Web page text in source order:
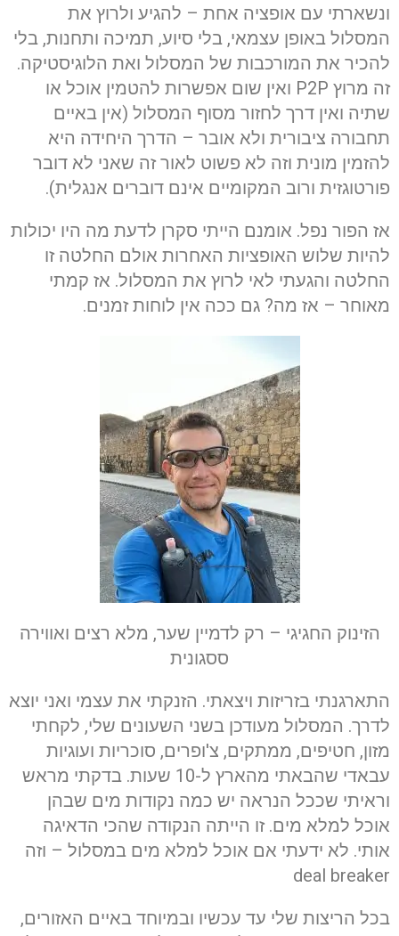
ונשארתי עם אופציה אחת – להגיע ולרוץ את
המסלול באופן עצמאי, בלי סיוע, תמיכה ותחנות, בלי
להכיר את המורכבות של המסלול ואת הלוגיסטיקה.
זה מרוץ P2P ואין שום אפשרות להטמין אוכל או
שתיה ואין דרך לחזור מסוף המסלול (אין באיים
תחבורה ציבורית ולא אובר – הדרך היחידה היא
להזמין מונית וזה לא פשוט לאור זה שאני לא דובר
פורטוגזית ורוב המקומיים אינם דוברים אנגלית).
אז הפור נפל. אומנם הייתי סקרן לדעת מה היו יכולות
להיות שלוש האופציות האחרות אולם החלטה זו
החלטה והגעתי לאי לרוץ את המסלול. אז קמתי
מאוחר – אז מה? גם ככה אין לוחות זמנים.
הזינוק החגיגי – רק לדמיין שער, מלא רצים ואווירה
ססגונית
התארגנתי בזריזות ויצאתי. הזנקתי את עצמי ואני יוצא
לדרך. המסלול מעודכן בשני השעונים שלי, לקחתי
מזון, חטיפים, ממתקים, צ'ופרים, סוכריות ועוגיות
עבאדי שהבאתי מהארץ ל-10 שעות. בדקתי מראש
וראיתי שככל הנראה יש כמה נקודות מים שבהן
אוכל למלא מים. זו הייתה הנקודה שהכי הדאיגה
אותי. לא ידעתי אם אוכל למלא מים במסלול – וזה
deal breaker
בכל הריצות שלי עד עכשיו ובמיוחד באיים האזורים,